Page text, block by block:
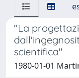
"La
scientifica"
1980-01-01